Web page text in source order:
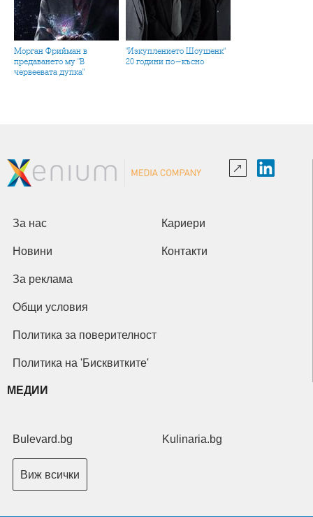
Морган Фрийман в
предаването му "В
червеевата дупка"
"Изкуплението Шоушенк"
20 години по-късно
За нас Кариери
Новини Контакти
За реклама
Общи условия
Политика за поверителност
Политика на 'Бисквитките'
МЕДИИ
Bulevard.bg Kulinaria.bg
Виж всички